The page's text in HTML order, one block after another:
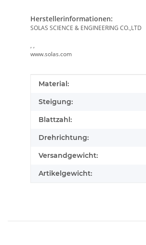
Herstellerinformationen:
SOLAS SCIENCE & ENGINEERING CO.,LTD
, ,
www.solas.com
Produkteigenschaft
Wert
Material:
Steigung:
Blattzahl:
Drehrichtung:
Versandgewicht:
Artikelgewicht: